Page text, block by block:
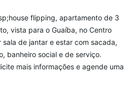
flipping, apartamento de 3
vista para o Guaíba, no Centro
de jantar e estar com sacada,
banheiro social e de serviço.
mais informações e agende uma